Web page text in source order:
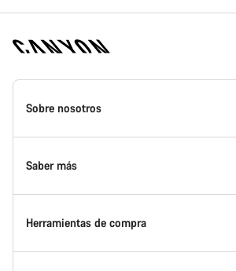
Canyon
Homepage
Sobre nosotros
Conoce Canyon
Innovación en Canyon
Saber más
Eventos
Herramientas de compra